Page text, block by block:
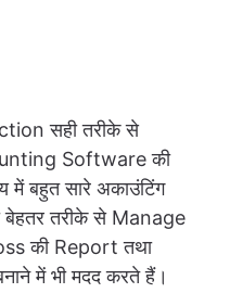
सही तरीके से
Software की
बहुत सारे अकाउंटिंग
बेहतर तरीके से Manage
की Report तथा
में भी मदद करते हैं।